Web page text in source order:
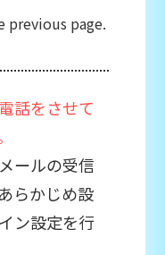
previous page.
話をさせて
ールの受信
らかじめ設
ン設定を行